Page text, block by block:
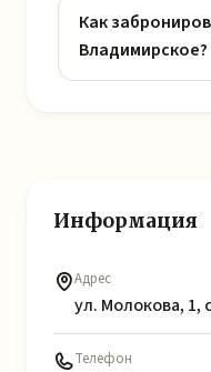
Как
Владимирское?
Информация
Адрес
ул. Молокова, 1,
Телефон